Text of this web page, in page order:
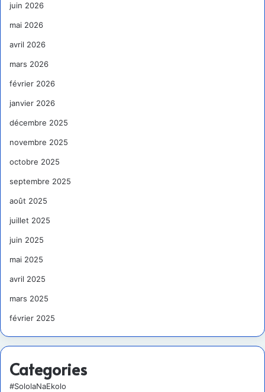
juin 2026
mai 2026
avril 2026
mars 2026
février 2026
janvier 2026
décembre 2025
novembre 2025
octobre 2025
septembre 2025
août 2025
juillet 2025
juin 2025
mai 2025
avril 2025
mars 2025
février 2025
Categories
#SololaNaEkolo